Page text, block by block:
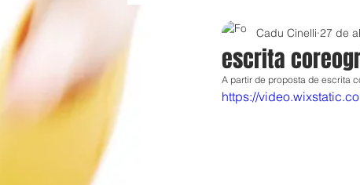
escrita
Cadu Cinelli 27 de
A partir de proposta de escrita
https://